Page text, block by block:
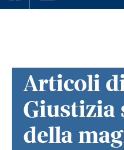
Articoli
Giustizia
della